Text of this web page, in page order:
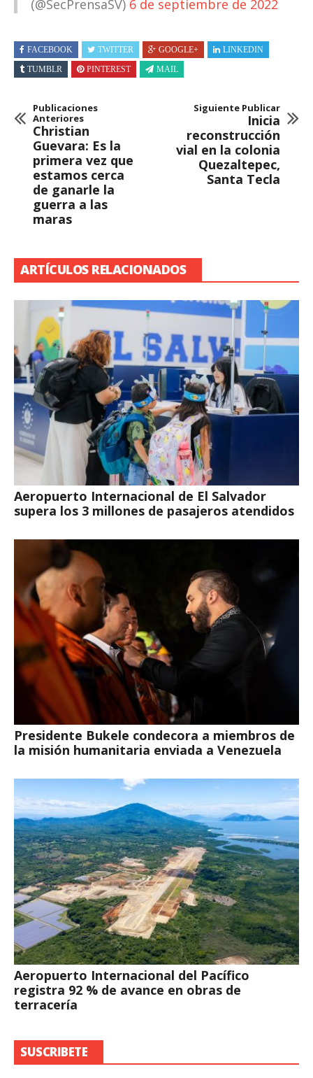
(@SecPrensaSV) 6 de septiembre de 2022
FACEBOOK TWITTER GOOGLE+
LINKEDIN
TUMBLR
PINTEREST MAIL
Publicaciones
Anteriores
Christian
Guevara: Es la
primera vez que
estamos cerca
de ganarle la
guerra a las
maras
Siguiente Publicar
Inicia
reconstrucción
vial en la colonia
Quezaltepec,
Santa Tecla
ARTÍCULOS RELACIONADOS
Aeropuerto Internacional de El Salvador
supera los 3 millones de pasajeros atendidos
Presidente Bukele condecora a miembros de
la misión humanitaria enviada a Venezuela
Aeropuerto Internacional del Pacífico
registra 92 % de avance en obras de
terracería
SUSCRIBETE